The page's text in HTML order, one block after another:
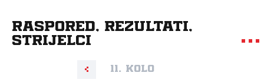
Raspored, rezultati,
strijelci
11. kolo